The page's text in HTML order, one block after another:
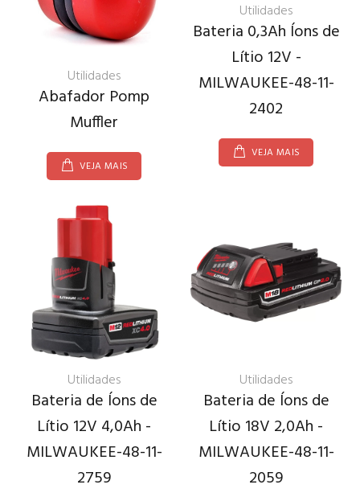
Utilidades
Abafador Pomp
Muffler
VEJA MAIS
Utilidades
Bateria 0,3Ah Íons de
Lítio 12V -
MILWAUKEE-48-11-
2402
VEJA MAIS
Utilidades
Bateria de Íons de
Lítio 12V 4,0Ah -
MILWAUKEE-48-11-
2759
Utilidades
Bateria de Íons de
Lítio 18V 2,0Ah -
MILWAUKEE-48-11-
2059